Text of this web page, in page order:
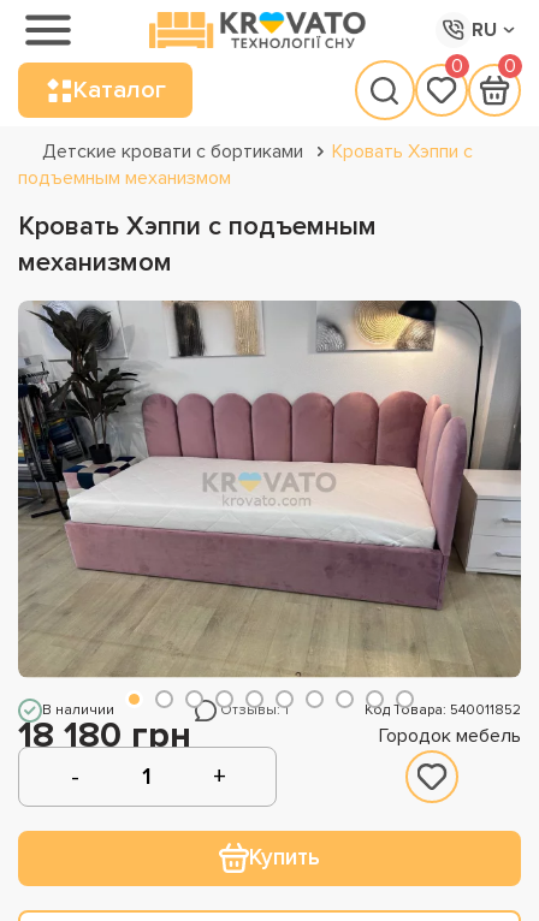
RU
Каталог
0 0
Детские кровати с бортиками
Кровать Хэппи с
подъемным механизмом
Кровать Хэппи с подъемным
механизмом
В наличии Отзывы: 1 Код Товара: 540011852
18 180 грн Городок мебель
Купить